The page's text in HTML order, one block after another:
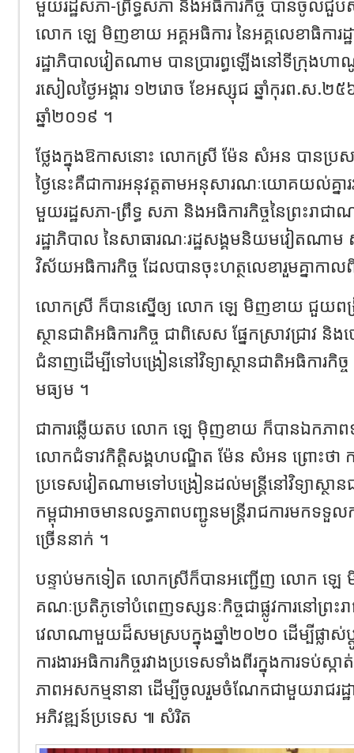
មួយរដ្ឋសភា-ព្រឹទ្ធសភា និងអធិការកិច្ច បានចូលជួ
លោក ឡេ មិញខាយ អគ្គអធិការ នៃអគ្គលេខាធិការដ្ឋ
រដ្ឋាភិបាលវៀតណាម បានប្រារព្ធឡើងនៅទីក្រុង
រសៀលថ្ងៃអង្គារ ១២រោច ខែអស្សុជ ឆ្នាំកុរព.ស.២
ឆ្នាំ២០១៩ ។
ថ្លែងក្នុងឱកាសនោះ លោកស្រី ម៉ែន សំអន បានប្រ
ថ្ងៃនេះគឺជាការអនុវត្តតាមអនុសារណៈយោគយល់គ្ន
មួយរដ្ឋសភា-ព្រឹទ្ធ សភា និងអធិការកិច្ចនៃព្រះរាជា
រដ្ឋាភិបាល នៃសាធារណៈរដ្ឋសង្គមនិយមវៀតណាម
វិស័យអធិការកិច្ច ដែលបានចុះហត្ថលេខារួមគ្នាកាល
លោកស្រី ក៏បានស្នើឲ្យ លោក ឡេ មិញខាយ ជួយពង្
ស្ថានជាតិអធិការកិច្ច ជាពិសេស ផ្នែកស្រាវជ្រាវ និ
ជំនាញដើម្បីទៅបង្រៀននៅវិទ្យាស្ថានជាតិអធិការកិ
មធ្យម ។
ជាការឆ្លើយតប លោក ឡេ ម៉ិញខាយ ក៏បានឯកភ
លោកជំទាវកិត្តិសង្គហបណ្ឌិត ម៉ែន សំអន ព្រោះថា ក
ប្រទេសវៀតណាមទៅបង្រៀនដល់មន្ត្រីនៅវិទ្យាស្ថាន
កម្ពុជាអាចមានលទ្ធភាពបញ្ជូនមន្ត្រីរាជការមកទទួ
ច្រើននាក់ ។
បន្ទាប់មកទៀត លោកស្រីក៏បានអញ្ជើញ លោក ឡេ
គណៈប្រតិភូទៅបំពេញទស្សនៈកិច្ចជាផ្លូវការនៅព្រះរ
វេលាណាមួយដ៏សមស្របក្នុងឆ្នាំ២០២០ ដើម្បីផ្លា
ការងារអធិការកិច្ចរវាងប្រទេសទាំងពីរក្នុងការទប់
ភាពអសកម្មនានា ដើម្បីចូលរួមចំណែកជាមួយរាជរដ្ឋ
អភិវឌ្ឍន៍ប្រទេស ៕ សំរិត